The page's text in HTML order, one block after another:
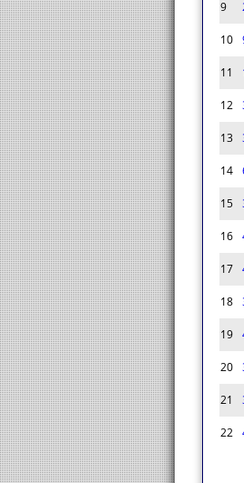
9
10
11
12
13
14
15
16
17
18
19
20
21
22